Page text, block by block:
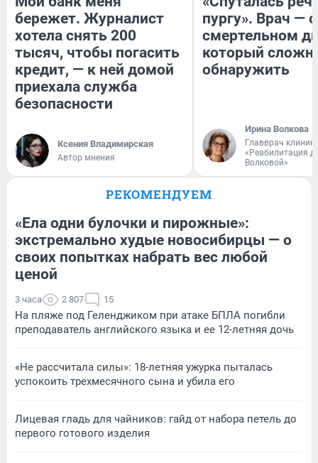
бережет. Журналист
хотела снять 200
тысяч, чтобы погасить
кредит, — к ней домой
приехала служба
безопасности
Ксения Владимирская
Автор мнения
пургу». Врач — о
смертельном
который
обнаружить
Ирина Волкова
Главврач
«Реабилитация
Волковой»
РЕКОМЕНДУЕМ
«Ела одни булочки и пирожные»:
экстремально худые новосибирцы — о
своих попытках набрать вес любой
ценой
3 часа 2 807 15
На пляже под Геленджиком при атаке БПЛА погибли
преподаватель английского языка и ее 12-летняя дочь
«Не рассчитала силы»: 18-летняя ужурка пыталась
успокоить трехмесячного сына и убила его
Лицевая гладь для чайников: гайд от набора петель до
первого готового изделия